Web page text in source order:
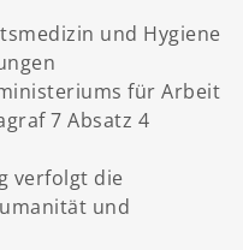
und Hygiene
für Arbeit
7 Absatz 4
verfolgt die
und